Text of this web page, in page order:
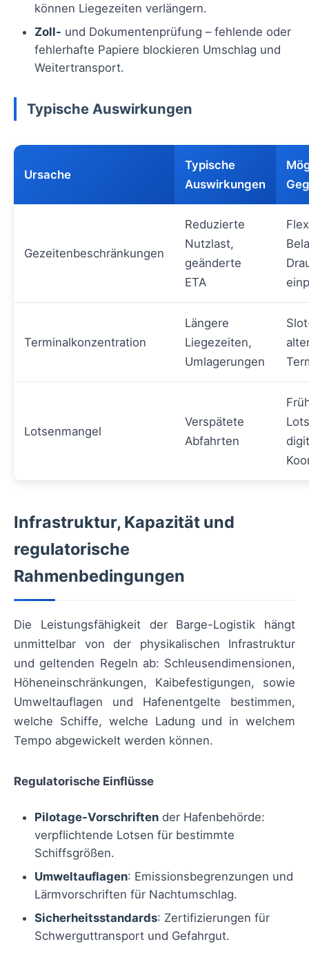
können Liegezeiten verlängern.
Zoll- und Dokumentenprüfung – fehlende oder
fehlerhafte Papiere blockieren Umschlag und
Weitertransport.
Typische Auswirkungen
Ursache
Typische
Auswirkungen
Gezeitenbeschränkungen
Reduzierte
Nutzlast,
geänderte
ETA
Terminalkonzentration
Längere
Liegezeiten,
Umlagerungen
Lotsenmangel
Verspätete
Abfahrten
Infrastruktur, Kapazität und
regulatorische
Rahmenbedingungen
Die Leistungsfähigkeit der Barge-Logistik hängt
unmittelbar von der physikalischen Infrastruktur
und geltenden Regeln ab: Schleusendimensionen,
Höheneinschränkungen, Kaibefestigungen, sowie
Umweltauflagen und Hafenentgelte bestimmen,
welche Schiffe, welche Ladung und in welchem
Tempo abgewickelt werden können.
Regulatorische Einflüsse
Pilotage-Vorschriften der Hafenbehörde:
verpflichtende Lotsen für bestimmte
Schiffsgrößen.
Umweltauflagen: Emissionsbegrenzungen und
Lärmvorschriften für Nachtumschlag.
Sicherheitsstandards: Zertifizierungen für
Schwerguttransport und Gefahrgut.